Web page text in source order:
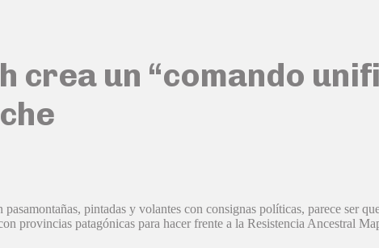
crea un “comando
pintadas y volantes con consignas políticas, parece ser
provincias patagónicas para hacer frente a la Resistencia Ancestral